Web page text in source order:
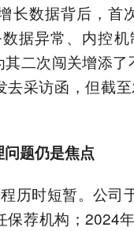
长数据背后，首
据异常、内控
二次闯关增添了
采访函，但截
题仍是焦点
历时短暂。公司
荐机构；2024